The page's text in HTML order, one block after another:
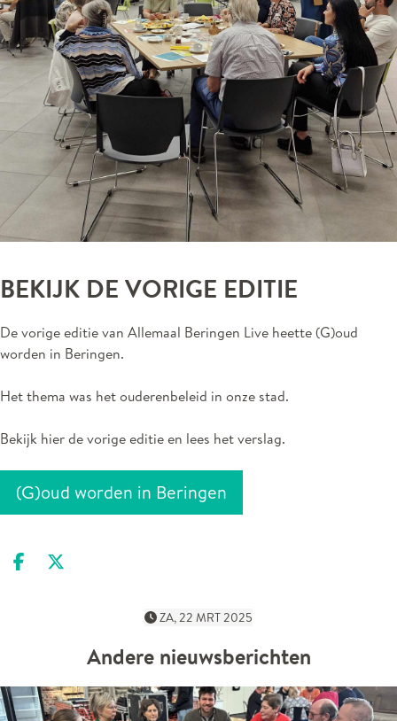
BEKIJK DE VORIGE EDITIE
De vorige editie van Allemaal Beringen Live heette (G)oud
worden in Beringen.
Het thema was het ouderenbeleid in onze stad.
Bekijk hier de vorige editie en lees het verslag.
(G)oud worden in Beringen
Deel op facebook
Deel op X
ZA, 22 MRT 2025
Andere nieuwsberichten